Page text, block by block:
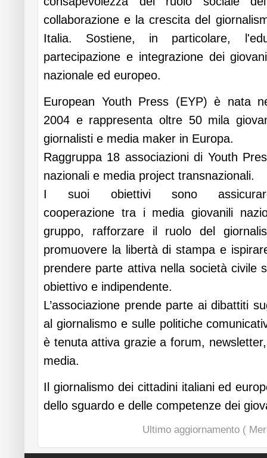
collaborazione e la crescita del
Italia. Sostiene, in particolare,
partecipazione e integrazione dei
nazionale ed europeo.
European Youth Press (EYP) è nata
2004 e rappresenta oltre 50 mila
giornalisti e media maker in Europa.
Raggruppa 18 associazioni di Youth
nazionali e media project transnazionali.
I suoi obiettivi sono
cooperazione tra i media giovanili
gruppo, rafforzare il ruolo del
promuovere la libertà di stampa e
prendere parte attiva nella società civile
obiettivo e indipendente.
L’associazione prende parte ai dibattiti
al giornalismo e sulle politiche
è tenuta attiva grazie a forum,
media.
Il giornalismo dei cittadini italiani ed
dello sguardo e delle competenze dei
Ultimo aggiornamento (